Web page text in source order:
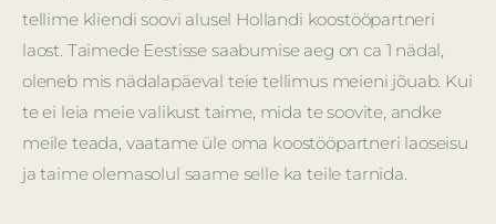
tellime kliendi soovi alusel Hollandi koostööpartneri
laost. Taimede Eestisse saabumise aeg on ca 1 nädal,
oleneb mis nädalapäeval teie tellimus meieni jõuab. Kui
te ei leia meie valikust taime, mida te soovite, andke
meile teada, vaatame üle oma koostööpartneri laoseisu
ja taime olemasolul saame selle ka teile tarnida.